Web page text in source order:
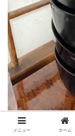
2合のご飯をぺろ
メニュー ホーム